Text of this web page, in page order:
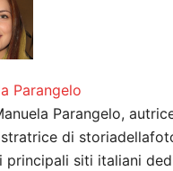
Parangelo
Parangelo,
di
principali siti italiani